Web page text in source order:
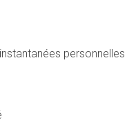
personnelles